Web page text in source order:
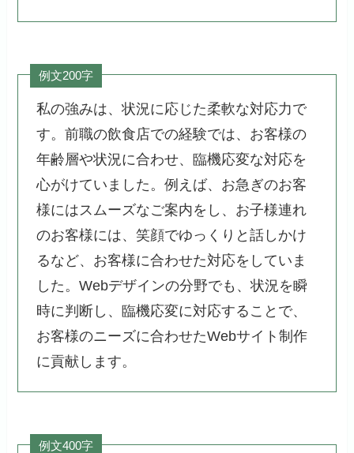
例文200字
私の強みは、状況に応じた柔軟な対応力で
す。前職の飲食店での経験では、お客様の
年齢層や状況に合わせ、臨機応変な対応を
心がけていました。例えば、お急ぎのお客
様にはスムーズなご案内をし、お子様連れ
のお客様には、笑顔でゆっくりと話しかけ
るなど、お客様に合わせた対応をしていま
した。Webデザインの分野でも、状況を瞬
時に判断し、臨機応変に対応することで、
お客様のニーズに合わせたWebサイト制作
に貢献します。
例文400字